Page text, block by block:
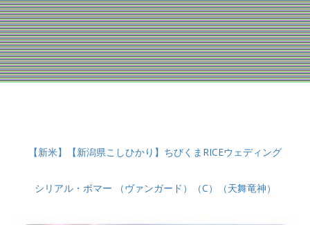
【新米】【新潟県こしひかり】ちびくまRICEウェディング
シリアル・ボマー （ヴァンガード）（C）（天舞竜神）